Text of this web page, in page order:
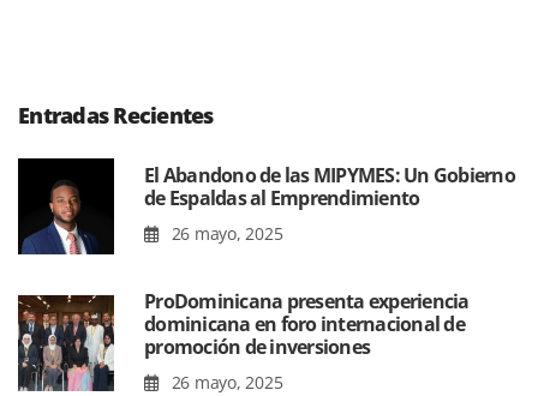
Entradas Recientes
El Abandono de las MIPYMES: Un Gobierno
de Espaldas al Emprendimiento
26 mayo, 2025
ProDominicana presenta experiencia
dominicana en foro internacional de
promoción de inversiones
26 mayo, 2025